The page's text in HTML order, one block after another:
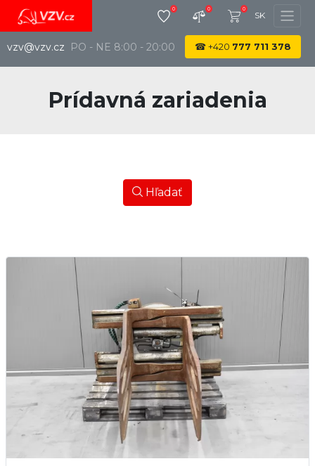
vzv@vzv.cz
0 0 0
SK
PO - NE 8:00 - 20:00 ☎+420 777 711 378
Prídavná zariadenia
Hľadať